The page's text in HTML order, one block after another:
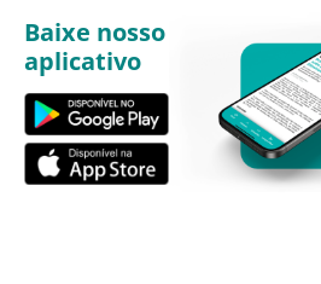
Baixe nosso
aplicativo